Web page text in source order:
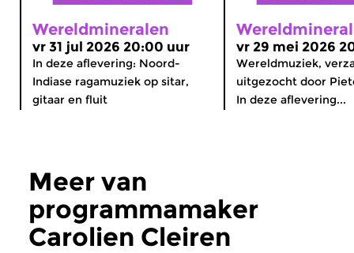
Wereldmineralen
vr 31 jul 2026 20:00 uur
In deze aflevering: Noord-
Indiase ragamuziek op sitar,
gitaar en fluit
vr 29 mei 2026
Wereldmuziek,
uitgezocht door
In deze aflevering...
Meer van
programmamaker
Carolien Cleiren